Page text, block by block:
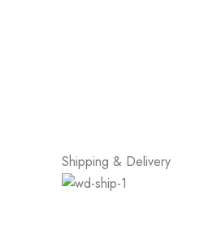
Shipping & Delivery